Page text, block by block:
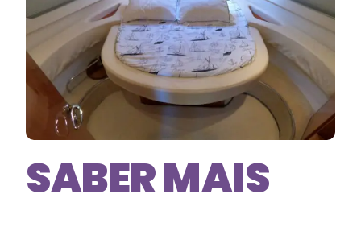
SABER MAIS